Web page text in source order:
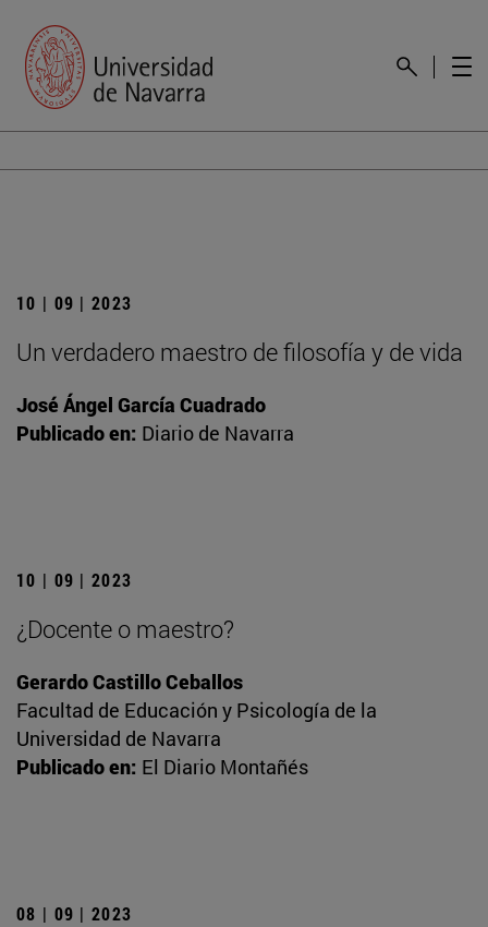
10 | 09 | 2023
Un verdadero maestro de filosofía y de vida
José Ángel García Cuadrado
Publicado en: Diario de Navarra
10 | 09 | 2023
¿Docente o maestro?
Gerardo Castillo Ceballos
Facultad de Educación y Psicología de la
Universidad de Navarra
Publicado en: El Diario Montañés
08 | 09 | 2023